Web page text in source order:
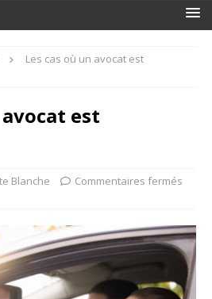
Les cas où un avocat est
est
Blanche Commentaires fermés